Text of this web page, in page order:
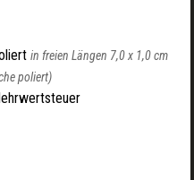
in freien Längen 7,0 x 1,0 cm
poliert)